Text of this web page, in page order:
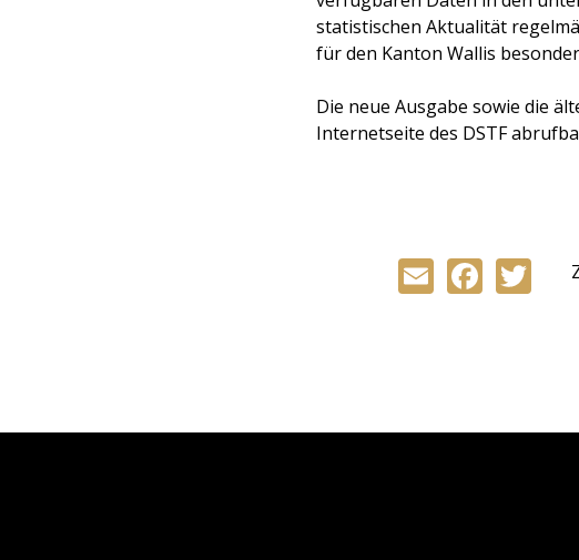
statistischen Aktualität
für den Kanton Wallis
Die neue Ausgabe sowie die
Internetseite des DSTF
Email